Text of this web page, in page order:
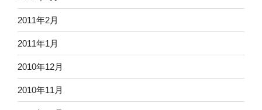
2011年2月
2011年1月
2010年12月
2010年11月